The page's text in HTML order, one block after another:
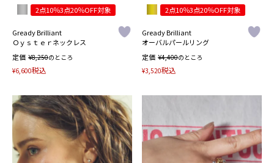
2点10％3点20％OFF対象
Gready Brilliant
Ｏｙｓｔｅｒネックレス
定価 ¥8,250のところ
¥6,600税込
2点10％3点20％OFF対象
Gready Brilliant
オーバルパールリング
定価 ¥4,400のところ
¥3,520税込